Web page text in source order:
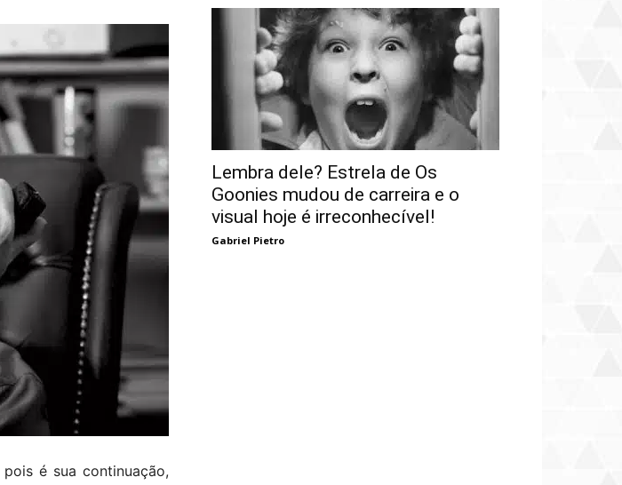
é sua continuação,
Lembra dele? Estrela de Os
Goonies mudou de carreira e o
visual hoje é irreconhecível!
Gabriel Pietro